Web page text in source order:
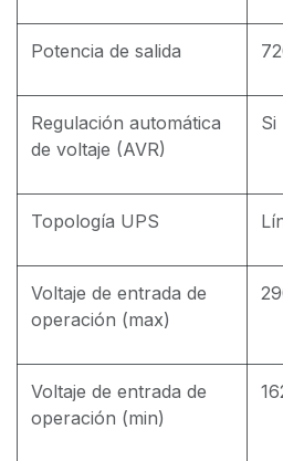
Potencia de salida
Regulación automática
de voltaje (AVR)
Si
Topología UPS
Voltaje de entrada de
operación (max)
Voltaje de entrada de
operación (min)